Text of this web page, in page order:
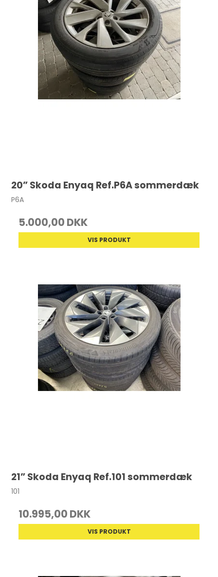
20” Skoda Enyaq Ref.P6A sommerdæk
P6A
5.000,00 DKK
VIS PRODUKT
21” Skoda Enyaq Ref.101 sommerdæk
101
10.995,00 DKK
VIS PRODUKT